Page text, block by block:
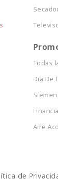
Todas
Dia De
Aire
de